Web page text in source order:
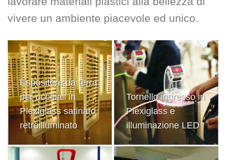
vivere un ambiente piacevole ed unico.
Espositore da terra
per occhiali in
Plexiglass satinato
retroilluminato
Tornello ingresso in
Plexiglass e
illuminazione LED